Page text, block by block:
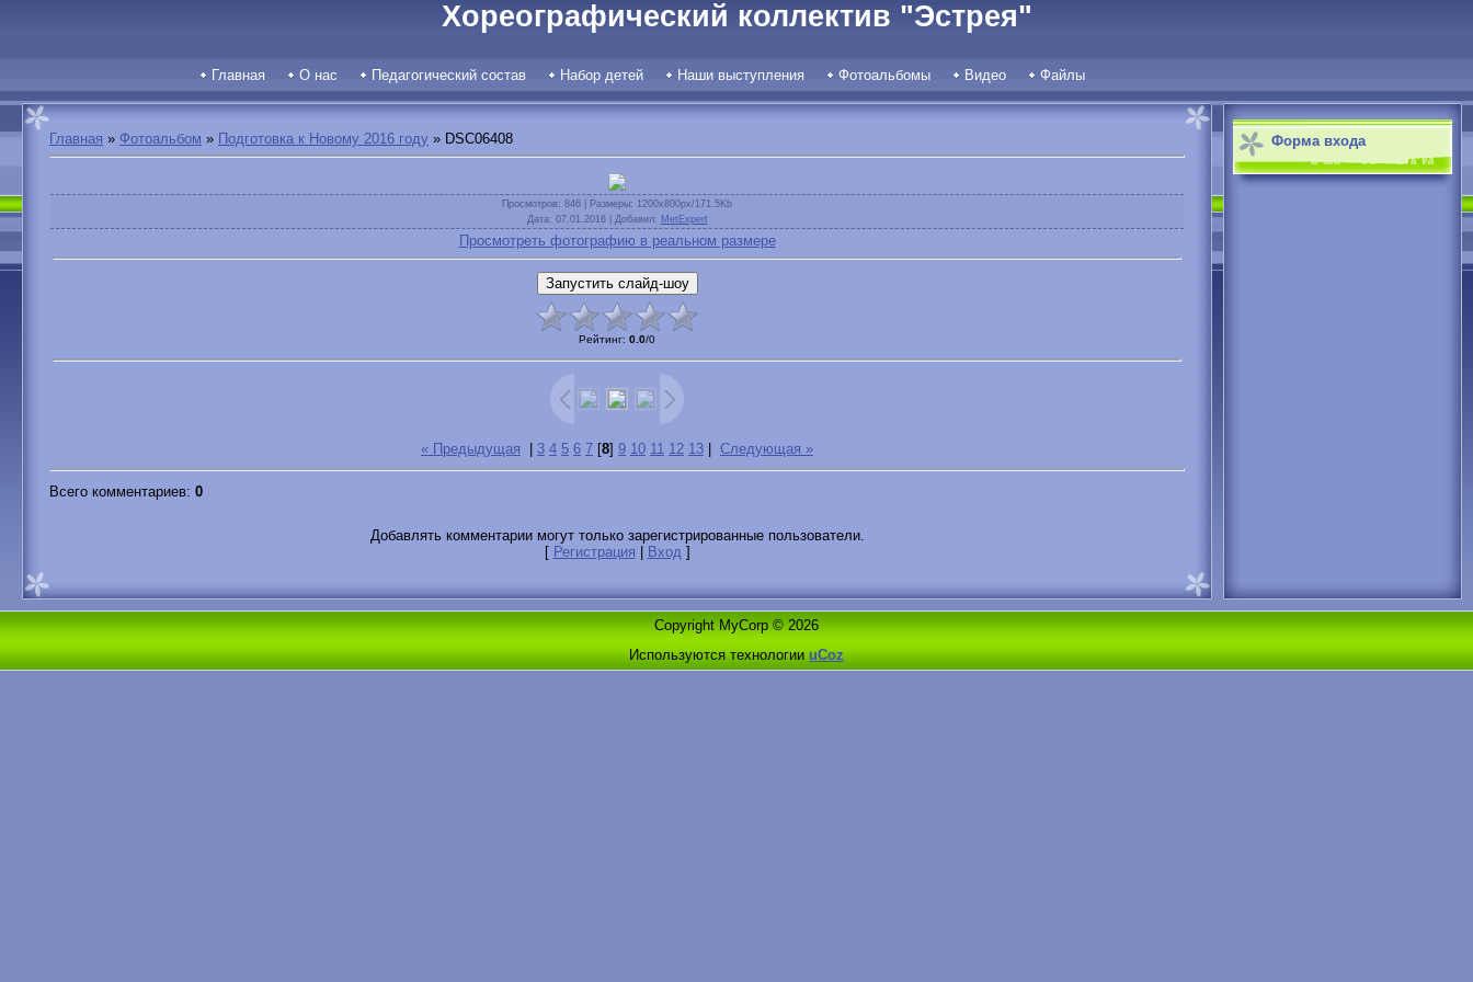
Хореографический коллектив "Эстрея"
Главная О нас Педагогический состав Набор детей Наши выступления Фотоальбомы Видео Файлы
Главная » Фотоальбом » Подготовка к Новому 2016 году » DSC06408
Просмотров: 846 | Размеры: 1200x800px/171.5Kb
Дата: 07.01.2016 | Добавил: MetExpert
Просмотреть фотографию в реальном размере
Рейтинг: 0.0/0
« Предыдущая 3 4 5 6 7 [8] 9 10 11 12 13 Следующая »
Всего комментариев: 0
Добавлять комментарии могут только зарегистрированные пользователи.
[ Регистрация Вход]
Форма входа
Copyright MyCorp © 2026
Используются технологииuCoz